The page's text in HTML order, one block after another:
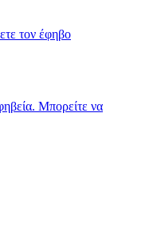
τον έφηβο
Μπορείτε να